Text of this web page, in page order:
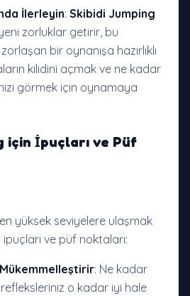
İlerleyin: Skibidi Jumping
zorluklar getirir, bu
bir oynanışa hazırlıklı
kilidini açmak ve ne kadar
görmek için oynamaya
için İpuçları ve Püf
yüksek seviyelere ulaşmak
ipuçları ve püf noktaları:
: Ne kadar
o kadar iyi hale